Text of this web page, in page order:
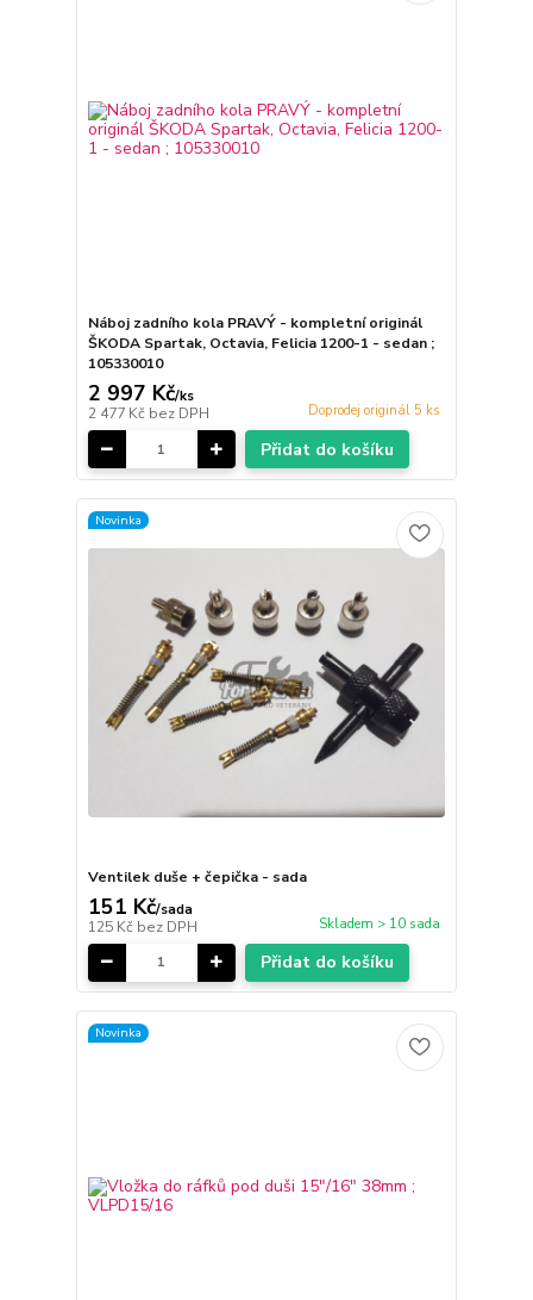
Náboj zadního kola PRAVÝ - kompletní originál
ŠKODA Spartak, Octavia, Felicia 1200-1 - sedan ;
105330010
2 997 Kč/ks
2 477 Kč bez DPH Doprodej originál 5 ks
Přidat do košíku
Novinka
Ventilek duše + čepička - sada
151 Kč/sada
125 Kč bez DPH Skladem > 10 sada
Přidat do košíku
Novinka